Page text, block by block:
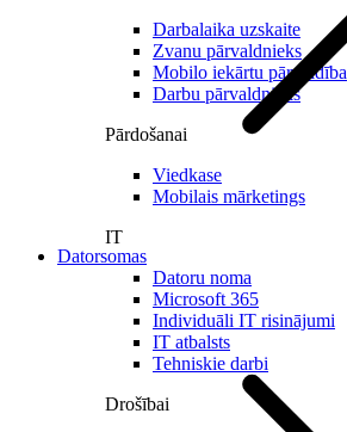
Darbalaika uzskaite
Zvanu pārvaldnieks
Mobilo iekārtu pārvaldība
Darbu pārvaldnieks
Pārdošanai
Viedkase
Mobilais mārketings
IT
Datoru noma
Microsoft 365
Individuāli IT risinājumi
IT atbalsts
Tehniskie darbi
Drošībai
Datorsomas